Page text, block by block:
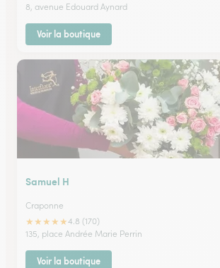
8, avenue Edouard Aynard
Voir la boutique
Samuel H
Craponne
★★★★★4.8 (170)
135, place Andrée Marie Perrin
Voir la boutique